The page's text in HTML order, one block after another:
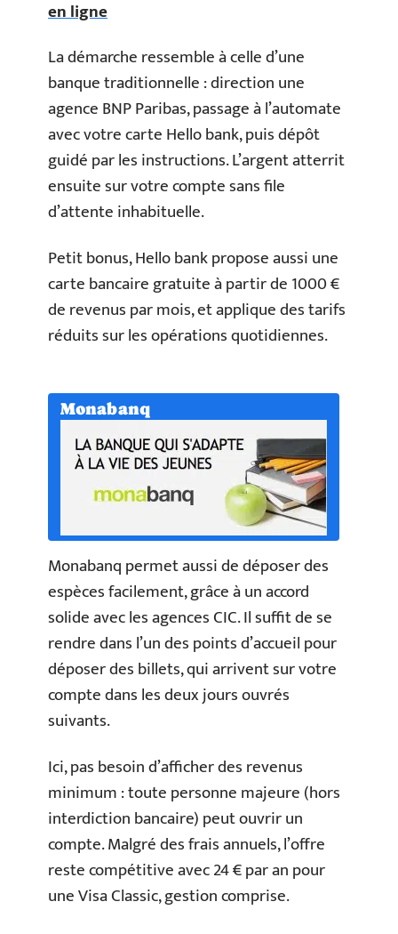
en ligne
La démarche ressemble à celle d’une
banque traditionnelle : direction une
agence BNP Paribas, passage à l’automate
avec votre carte Hello bank, puis dépôt
guidé par les instructions. L’argent atterrit
ensuite sur votre compte sans file
d’attente inhabituelle.
Petit bonus, Hello bank propose aussi une
carte bancaire gratuite à partir de 1000 €
de revenus par mois, et applique des tarifs
réduits sur les opérations quotidiennes.
Monabanq
Monabanq permet aussi de déposer des
espèces facilement, grâce à un accord
solide avec les agences CIC. Il suffit de se
rendre dans l’un des points d’accueil pour
déposer des billets, qui arrivent sur votre
compte dans les deux jours ouvrés
suivants.
Ici, pas besoin d’afficher des revenus
minimum : toute personne majeure (hors
interdiction bancaire) peut ouvrir un
compte. Malgré des frais annuels, l’offre
reste compétitive avec 24 € par an pour
une Visa Classic, gestion comprise.